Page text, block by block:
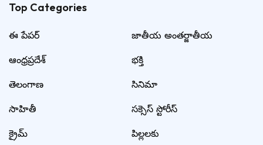
Top Categories​
ఈ పేపర్
ఆంధ్రప్రదేశ్
తెలంగాణ
సాహితీ
క్రైమ్
జాతీయ అంతర్జాతీయ
భక్తి
సినిమా
సక్సెస్ స్టోరీస్
పిల్లలకు